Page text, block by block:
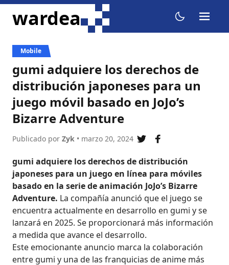
ir al contenido
wardea dark mode
menu
Mobile
gumi adquiere los derechos de
distribución japoneses para un
juego móvil basado en JoJo’s
Bizarre Adventure
Publicado por Zyk • marzo 20, 2024
compartir en twitter
compartir en
gumi adquiere los derechos de distribución
japoneses para un juego en línea para móviles
basado en la serie de animación JoJo’s Bizarre
Adventure. La compañía anunció que el juego se
encuentra actualmente en desarrollo en gumi y se
lanzará en 2025. Se proporcionará más información
a medida que avance el desarrollo.
Este emocionante anuncio marca la colaboración
entre gumi y una de las franquicias de anime más